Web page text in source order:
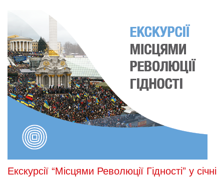
Екскурсії “Місцями Революції Гідності” у січні